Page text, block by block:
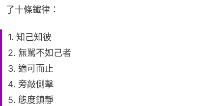
了十條鐵律：
1. 知己知彼
2. 無駡不如己者
3. 適可而止
4. 旁敲側擊
5. 態度鎮靜